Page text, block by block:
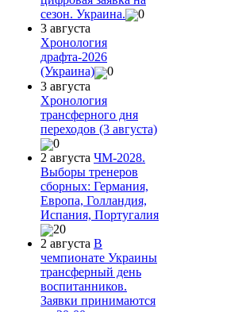
сезон. Украина.
0
3 августа
Хронология
драфта-2026
(Украина)
0
3 августа
Хронология
трансферного дня
переходов (3 августа)
0
2 августа ЧМ-2028.
Выборы тренеров
сборных: Германия,
Европа, Голландия,
Испания, Португалия
20
2 августа В
чемпионате Украины
трансферный день
воспитанников.
Заявки принимаются